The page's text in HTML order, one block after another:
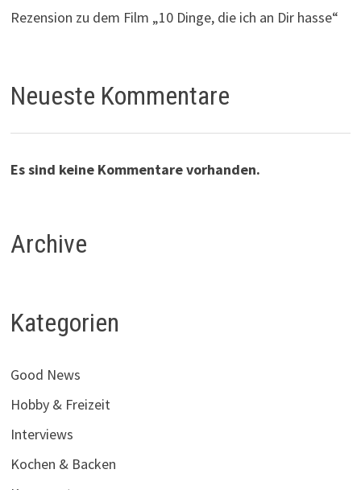
Rezension zu dem Film „10 Dinge, die ich an Dir hasse“
Neueste Kommentare
Es sind keine Kommentare vorhanden.
Archive
Kategorien
Good News
Hobby & Freizeit
Interviews
Kochen & Backen